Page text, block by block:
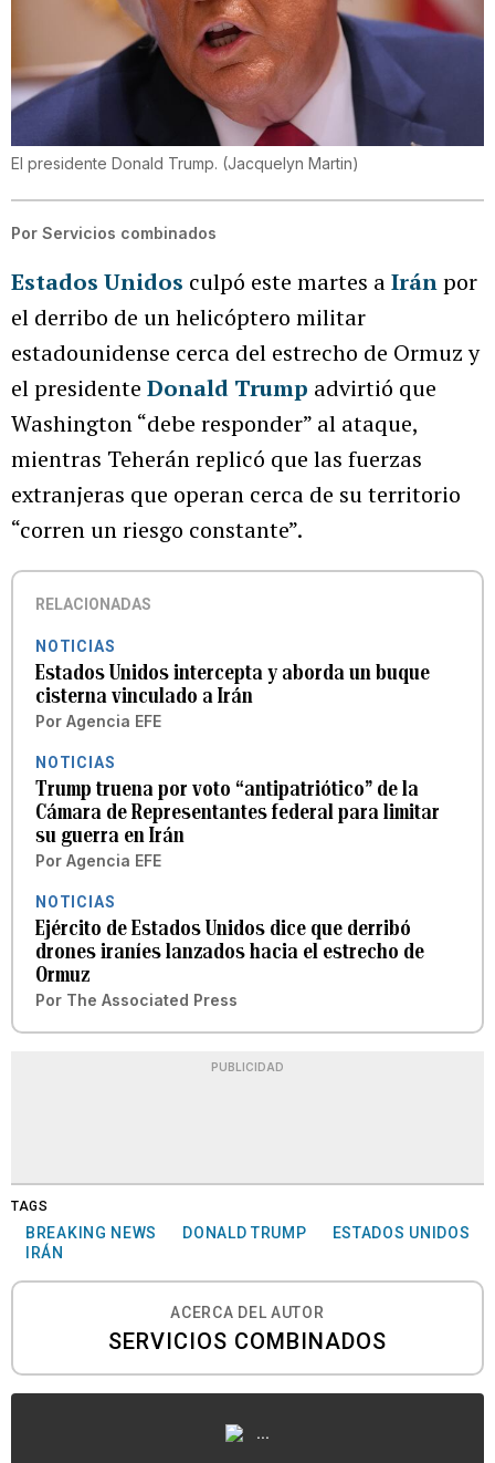
El presidente Donald Trump. (Jacquelyn Martin)
Por Servicios combinados
Estados Unidos culpó este martes aIránpor
el derribo de un helicóptero militar
estadounidense cerca del estrecho de Ormuz y
el presidente Donald Trump advirtió que
Washington “debe responder” al ataque,
mientras Teherán replicó que las fuerzas
extranjeras que operan cerca de su territorio
“corren un riesgo constante”.
RELACIONADAS
NOTICIAS
Estados Unidos intercepta y aborda un buque
cisterna vinculado a Irán
Por Agencia EFE
NOTICIAS
Trump truena por voto “antipatriótico” de la
Cámara de Representantes federal para limitar
su guerra en Irán
Por Agencia EFE
NOTICIAS
Ejército de Estados Unidos dice que derribó
drones iraníes lanzados hacia el estrecho de
Ormuz
Por The Associated Press
PUBLICIDAD
TAGS
BREAKING NEWS DONALD TRUMP
ESTADOS UNIDOS
IRÁN
ACERCA DEL AUTOR
SERVICIOS COMBINADOS
...